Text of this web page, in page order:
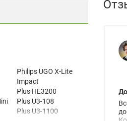
Philips UGO X-Lite
Impact
Plus HE3200
Plus U3-108
Plus U3-1100